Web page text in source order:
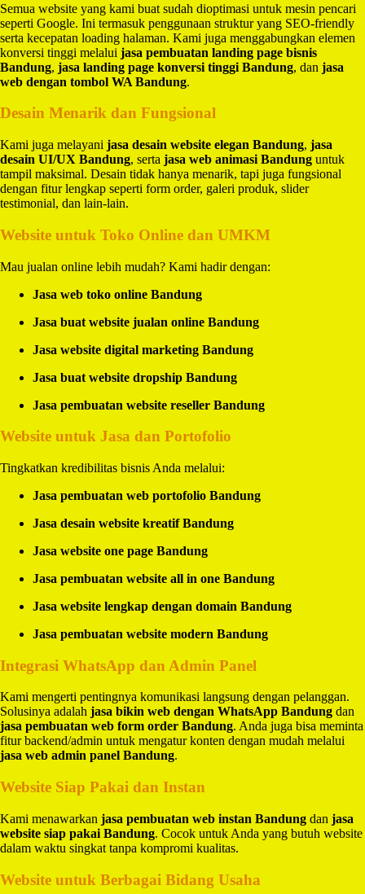
Semua website yang kami buat sudah dioptimasi untuk mesin pencari
seperti Google. Ini termasuk penggunaan struktur yang SEO-friendly
serta kecepatan loading halaman. Kami juga menggabungkan elemen
konversi tinggi melalui jasa pembuatan landing page bisnis
Bandung, jasa landing page konversi tinggi Bandung, dan jasa
web dengan tombol WA Bandung.
Desain Menarik dan Fungsional
Kami juga melayani jasa desain website elegan Bandung, jasa
desain UI/UX Bandung, serta jasa web animasi Bandung untuk
tampil maksimal. Desain tidak hanya menarik, tapi juga fungsional
dengan fitur lengkap seperti form order, galeri produk, slider
testimonial, dan lain-lain.
Website untuk Toko Online dan UMKM
Mau jualan online lebih mudah? Kami hadir dengan:
Jasa web toko online Bandung
Jasa buat website jualan online Bandung
Jasa website digital marketing Bandung
Jasa buat website dropship Bandung
Jasa pembuatan website reseller Bandung
Website untuk Jasa dan Portofolio
Tingkatkan kredibilitas bisnis Anda melalui:
Jasa pembuatan web portofolio Bandung
Jasa desain website kreatif Bandung
Jasa website one page Bandung
Jasa pembuatan website all in one Bandung
Jasa website lengkap dengan domain Bandung
Jasa pembuatan website modern Bandung
Integrasi WhatsApp dan Admin Panel
Kami mengerti pentingnya komunikasi langsung dengan pelanggan.
Solusinya adalah jasa bikin web dengan WhatsApp Bandung dan
jasa pembuatan web form order Bandung. Anda juga bisa meminta
fitur backend/admin untuk mengatur konten dengan mudah melalui
jasa web admin panel Bandung.
Website Siap Pakai dan Instan
Kami menawarkan jasa pembuatan web instan Bandung dan jasa
website siap pakai Bandung. Cocok untuk Anda yang butuh website
dalam waktu singkat tanpa kompromi kualitas.
Website untuk Berbagai Bidang Usaha